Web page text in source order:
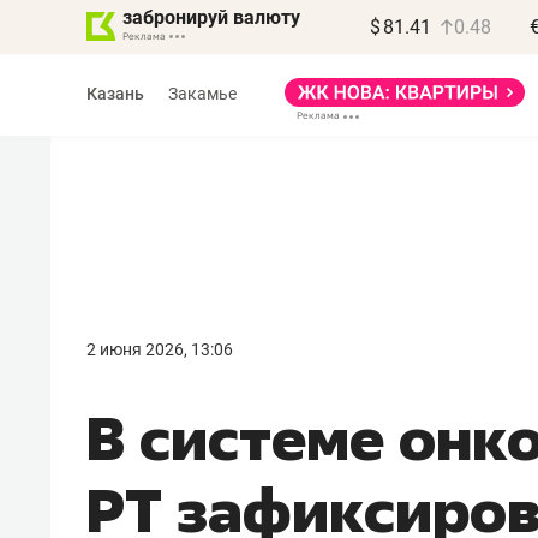
забронируй валюту $ 81.41 0.48
Казань Закамье
2 июня 2026, 13:06
В системе
РТ
правил, бизнес может
потерять минимум
полгода»